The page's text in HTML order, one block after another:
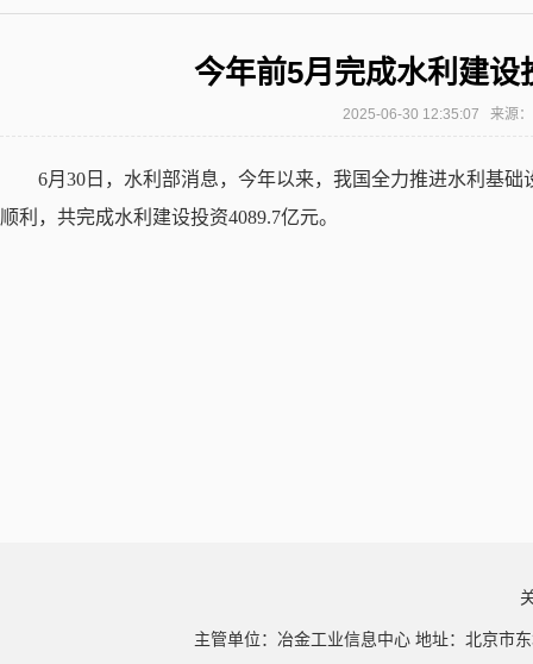
今年前5月完成水利建设
2025-06-30 12:35:07 来源
6月30日，水利部消息，今年以来，我国全力推进水利基
顺利，共完成水利建设投资4089.7亿元。
主管单位：冶金工业信息中心 地址：北京市